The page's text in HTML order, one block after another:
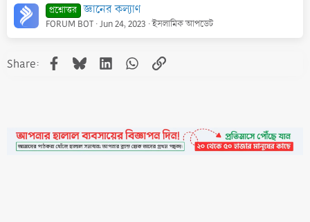
প্রশ্নোত্তর জ্ঞানের কল্যাণ
FORUM BOT Jun 24, 2023 ইসলামিক আপডেট
Share: Facebook
BlueskyLinkedInWhatsApp
Link